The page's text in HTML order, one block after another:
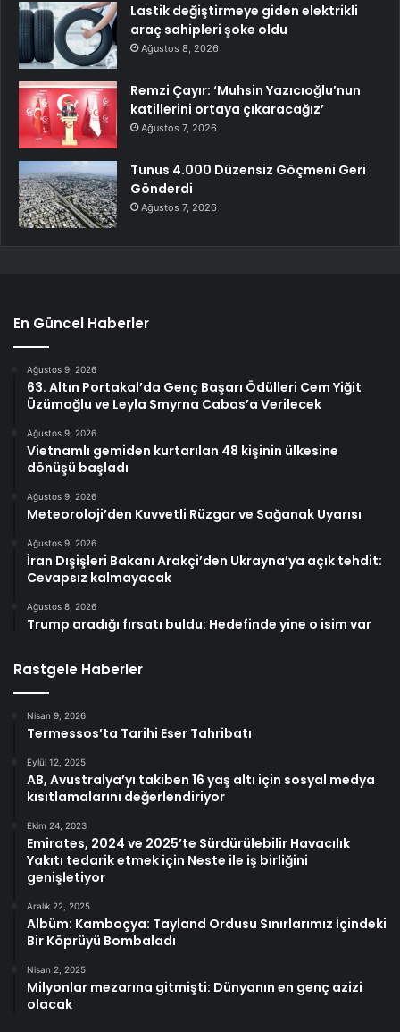
Lastik değiştirmeye giden elektrikli
araç sahipleri şoke oldu
Ağustos 8, 2026
Remzi Çayır: ‘Muhsin Yazıcıoğlu’nun
katillerini ortaya çıkaracağız’
Ağustos 7, 2026
Tunus 4.000 Düzensiz Göçmeni Geri
Gönderdi
Ağustos 7, 2026
En Güncel Haberler
Ağustos 9, 2026
63. Altın Portakal’da Genç Başarı Ödülleri Cem Yiğit
Üzümoğlu ve Leyla Smyrna Cabas’a Verilecek
Ağustos 9, 2026
Vietnamlı gemiden kurtarılan 48 kişinin ülkesine
dönüşü başladı
Ağustos 9, 2026
Meteoroloji’den Kuvvetli Rüzgar ve Sağanak Uyarısı
Ağustos 9, 2026
İran Dışişleri Bakanı Arakçi’den Ukrayna’ya açık tehdit:
Cevapsız kalmayacak
Ağustos 8, 2026
Trump aradığı fırsatı buldu: Hedefinde yine o isim var
Rastgele Haberler
Nisan 9, 2026
Termessos’ta Tarihi Eser Tahribatı
Eylül 12, 2025
AB, Avustralya’yı takiben 16 yaş altı için sosyal medya
kısıtlamalarını değerlendiriyor
Ekim 24, 2023
Emirates, 2024 ve 2025’te Sürdürülebilir Havacılık
Yakıtı tedarik etmek için Neste ile iş birliğini
genişletiyor
Aralık 22, 2025
Albüm: Kamboçya: Tayland Ordusu Sınırlarımız İçindeki
Bir Köprüyü Bombaladı
Nisan 2, 2025
Milyonlar mezarına gitmişti: Dünyanın en genç azizi
olacak